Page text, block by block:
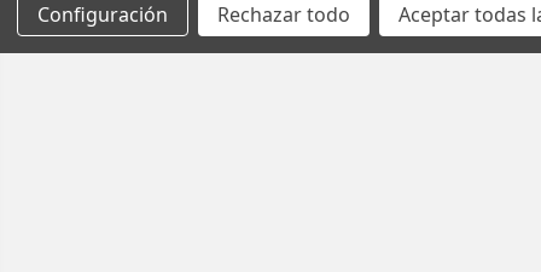
Configuración Rechazar todo Aceptar todas